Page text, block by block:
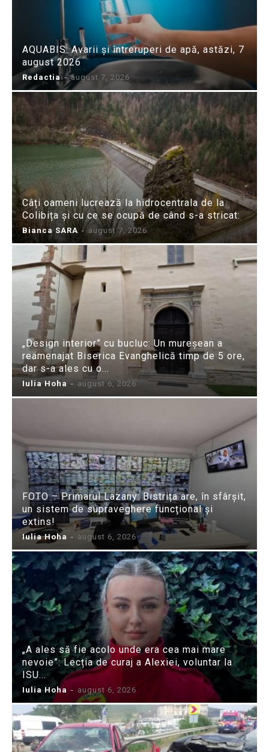
AQUABIS: Avarii și întreruperi de apă, astăzi, 7
august 2026
Redactia - august 7, 2026
Câți oameni lucrează la hidrocentrala de la
Colibița și cu ce se ocupă de când s-a stricat:
Bianca SARA - august 7, 2026
„Design interior” cu bucluc: Un mureșean a
reamenajat Biserica Evanghelică timp de 5 ore,
dar s-a ales cu o...
Iulia Hoha - august 6, 2026
FOTO – Primarul Lazany: Bistrița are, în sfârșit,
un sistem de supraveghere funcțional și
extins!
Iulia Hoha - august 6, 2026
„A ales să fie acolo unde era cea mai mare
nevoie”: Lecția de curaj a Alexiei, voluntar la
ISU...
Iulia Hoha - august 6, 2026